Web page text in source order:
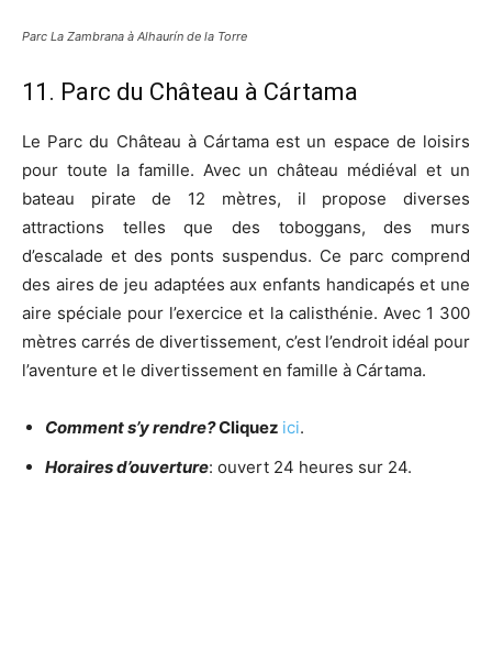
Parc La Zambrana à Alhaurín de la Torre
11. Parc du Château à Cártama
Le Parc du Château à Cártama est un espace de loisirs
pour toute la famille. Avec un château médiéval et un
bateau pirate de 12 mètres, il propose diverses
attractions telles que des toboggans, des murs
d’escalade et des ponts suspendus. Ce parc comprend
des aires de jeu adaptées aux enfants handicapés et une
aire spéciale pour l’exercice et la calisthénie. Avec 1 300
mètres carrés de divertissement, c’est l’endroit idéal pour
l’aventure et le divertissement en famille à Cártama.
Comment s’y rendre?Cliquez ici.
Horaires d’ouverture: ouvert 24 heures sur 24.